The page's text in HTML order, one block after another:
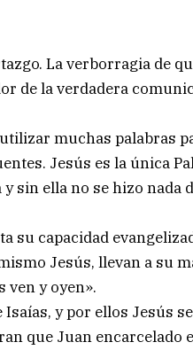
La verborragia de
de la verdadera
muchas palabras
Jesús es la única
sin ella no se hizo nada
su capacidad
Jesús, llevan a su
ven y oyen».
y por ellos Jesús
que Juan encarcelado